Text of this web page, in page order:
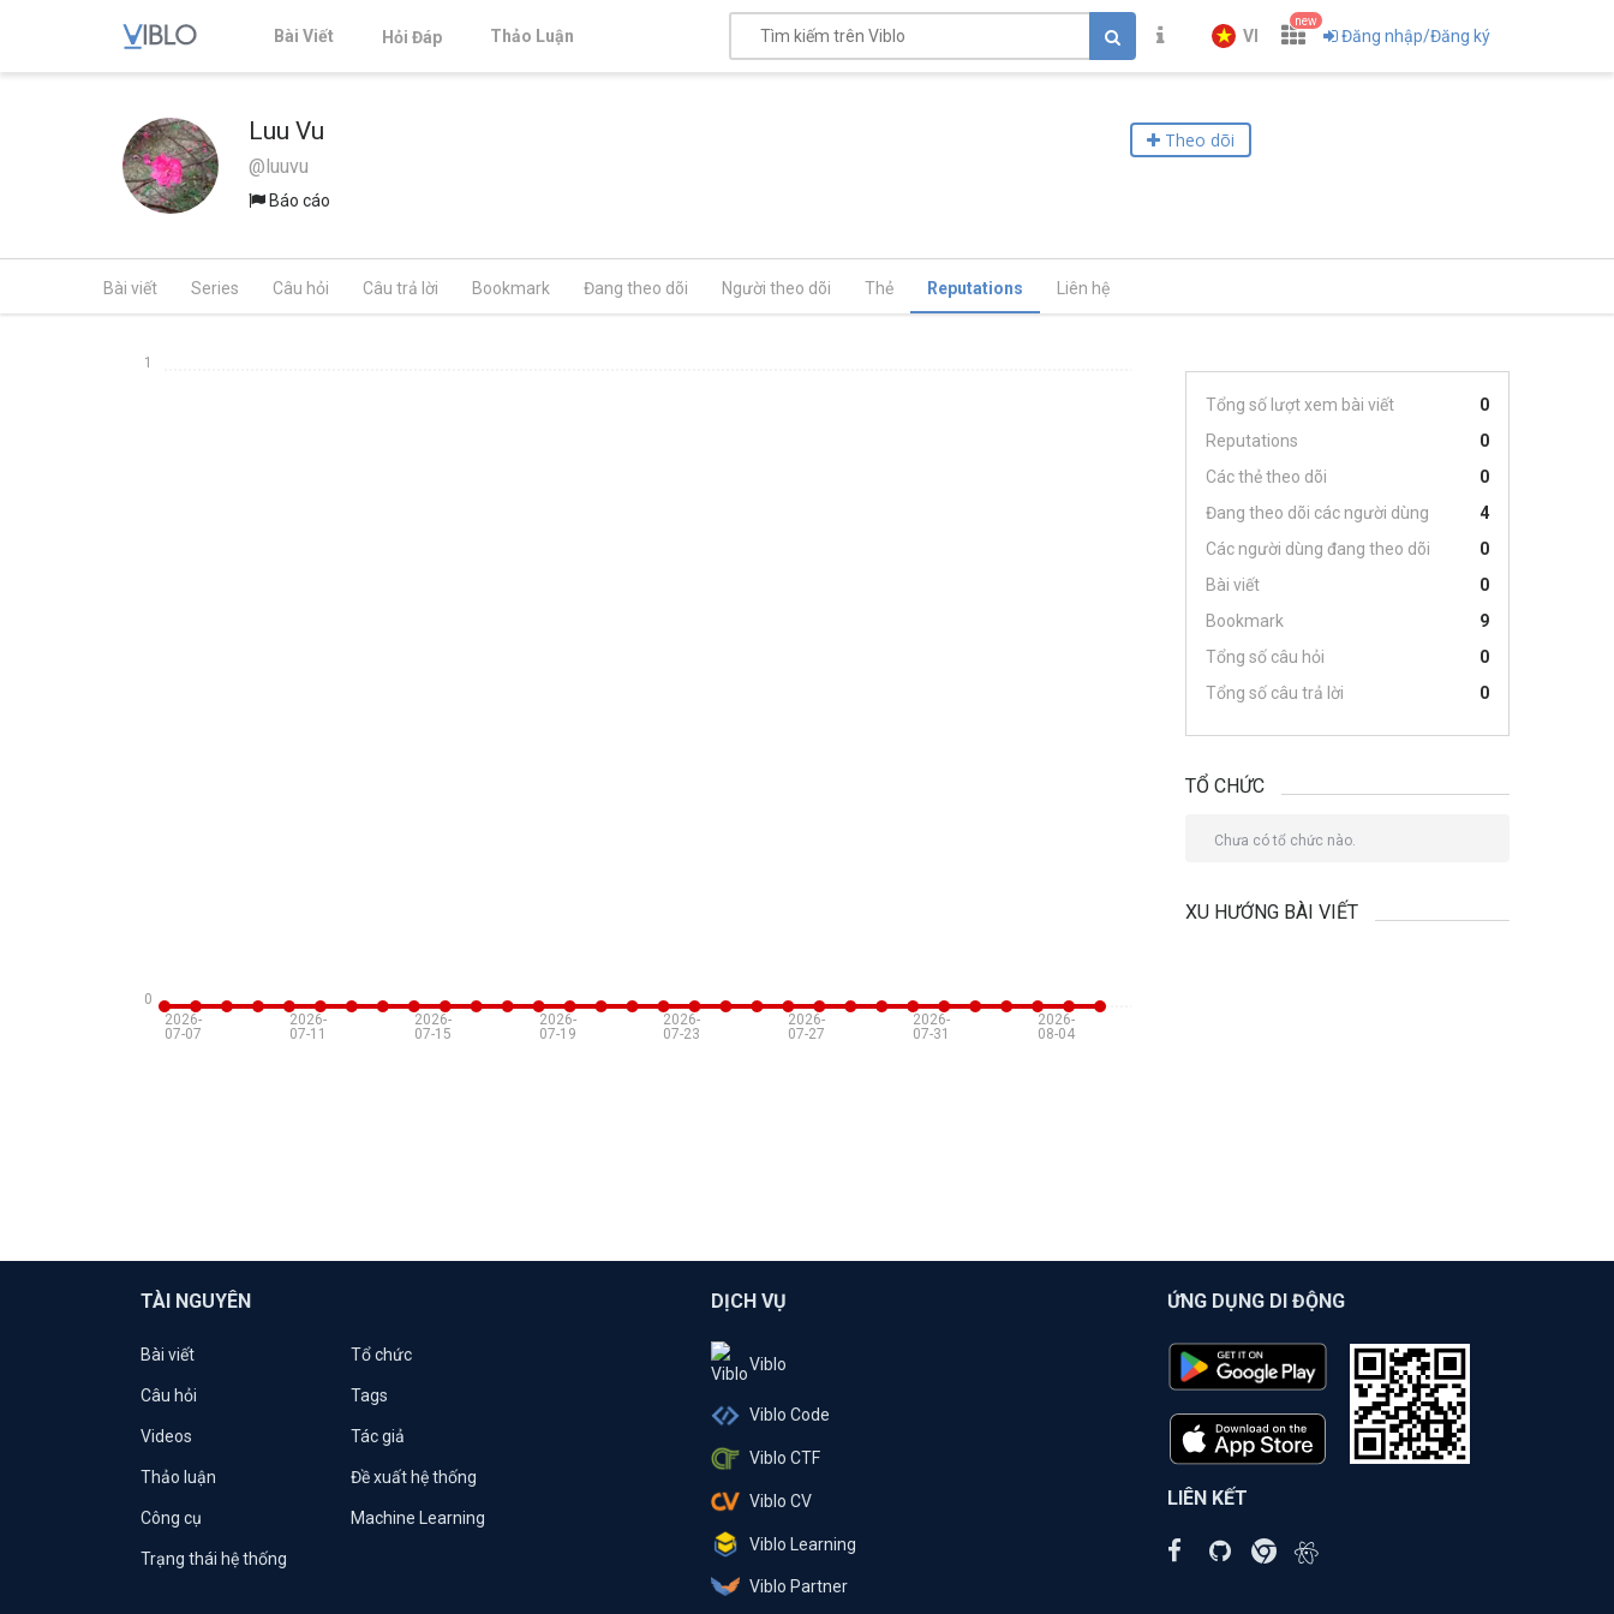
Bài Viết Hỏi Đáp Thảo Luận VI
new
Đăng nhập/Đăng ký
Luu Vu
@luuvu
Báo cáo
Theo dõi
Bài viết Series Câu hỏi Câu trả lời Bookmark Đang theo dõi Người theo dõi Thẻ Reputations Liên hệ
2026-
07-07
2026-
07-11
2026-
07-15
2026-
07-19
2026-
07-23
2026-
07-27
2026-
07-31
2026-
08-04
0
1
Tổng số lượt xem bài viết
0
Reputations
0
Các thẻ theo dõi
0
Đang theo dõi các người dùng
4
Các người dùng đang theo dõi
0
Bài viết
0
Bookmark
9
Tổng số câu hỏi
0
Tổng số câu trả lời
0
TỔ CHỨC
Chưa có tổ chức nào.
XU HƯỚNG BÀI VIẾT
TÀI NGUYÊN
Bài viết Tổ chức
Câu hỏi Tags
Videos Tác giả
Thảo luận Đề xuất hệ thống
Công cụ Machine Learning
Trạng thái hệ thống
DỊCH VỤ
Viblo
Viblo Code
Viblo CTF
Viblo CV
Viblo Learning
Viblo Partner
ỨNG DỤNG DI ĐỘNG
LIÊN KẾT